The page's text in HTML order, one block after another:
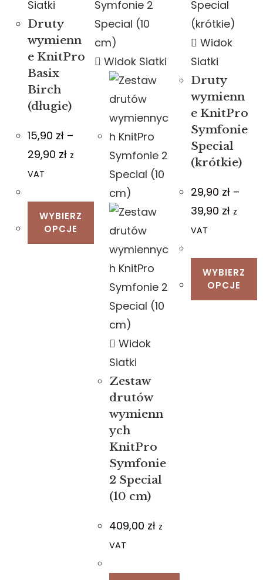
Siatki
Druty
wymienn
e KnitPro
Basix
Birch
(długie)
15,90 zł –
29,90 zł z
VAT
WYBIERZ
OPCJE
Widok Siatki
Widok
Siatki
Zestaw
drutów
wymienn
ych
KnitPro
Symfonie
2 Special
(10 cm)
409,00 zł z
VAT
Widok
Siatki
Druty
wymienn
e KnitPro
Symfonie
Special
(krótkie)
29,90 zł –
39,90 zł z
VAT
WYBIERZ
OPCJE